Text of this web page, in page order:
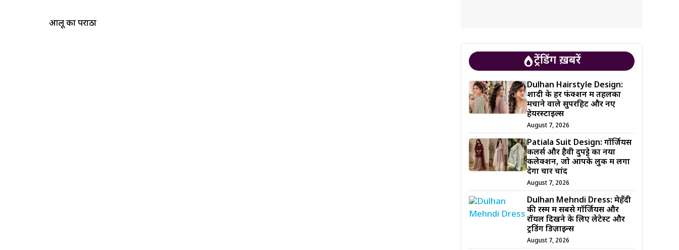
आलू का पराठा
ट्रेंडिंग ख़बरें
Dulhan Hairstyle Design:
शादी के हर फंक्शन में तहलका
मचाने वाले सुपरहिट और नए
हेयरस्टाइल्स
August 7, 2026
Patiala Suit Design: गॉर्जियस
कलर्स और हैवी दुपट्टे का नया
कलेक्शन, जो आपके लुक में लगा
देगा चार चांद
August 7, 2026
Dulhan Mehndi Dress: मेहँदी
की रस्म में सबसे गॉर्जियस और
रॉयल दिखने के लिए लेटेस्ट और
ट्रेंडिंग डिज़ाइन्स
August 7, 2026